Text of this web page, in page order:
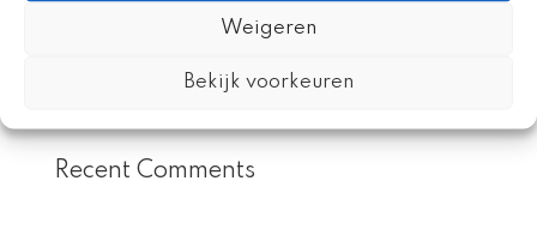
Weigeren
Bekijk voorkeuren
Kleine Aap en de Voorleestrom
Kleine Aap staat centraal tijdens Nationale
Recent Comments